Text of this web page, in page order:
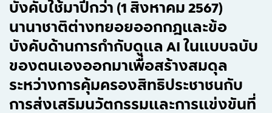
บังคับใช้มาปีกว่า (1 สิงหาคม 2567)
นานาชาติต่างทยอยออกกฎและข้อ
บังคับด้านการกำกับดูแล AI ในแบบฉบับ
ของตนเองออกมาเพื่อสร้างสมดุล
ระหว่างการคุ้มครองสิทธิประชาชนกับ
การส่งเสริมนวัตกรรมและการแข่งขันที่